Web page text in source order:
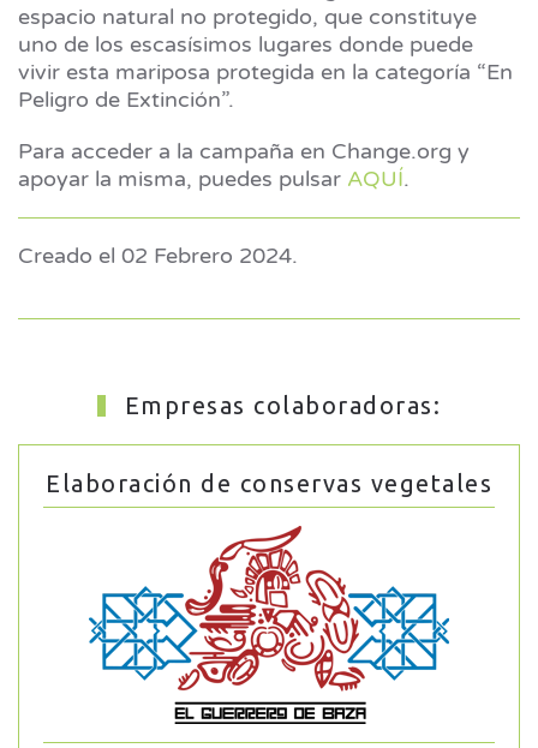
espacio natural no protegido, que constituye
uno de los escasísimos lugares donde puede
vivir esta mariposa protegida en la categoría “En
Peligro de Extinción”.
Para acceder a la campaña en Change.org y
apoyar la misma, puedes pulsar AQUÍ.
Creado el 02 Febrero 2024.
Empresas colaboradoras:
Elaboración de conservas vegetales